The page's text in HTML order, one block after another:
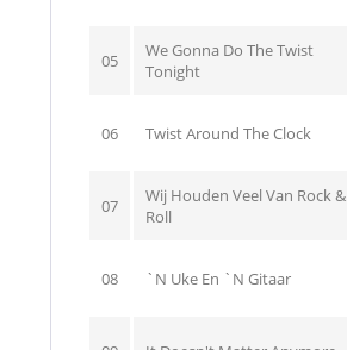
05
We Gonna Do The Twist
Tonight
06 Twist Around The Clock
07
Wij Houden Veel Van Rock &
Roll
08 `N Uke En `N Gitaar